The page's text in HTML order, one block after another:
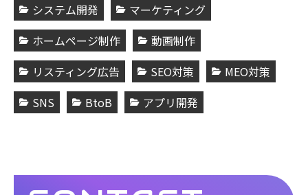
システム開発
マーケティング
ホームページ制作
動画制作
リスティング広告
SEO対策
MEO対策
SNS
BtoB アプリ開発